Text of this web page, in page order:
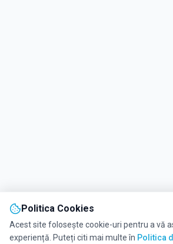
Politica Cookies
Acest site folosește cookie-uri pentru a vă
experiență. Puteți citi mai multe în Politica